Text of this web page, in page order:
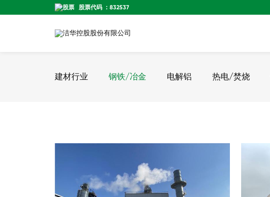
股票代码 ：832537
建材行业 钢铁/冶金 电解铝 热电/焚烧